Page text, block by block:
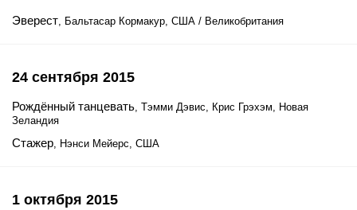
Эверест, Бальтасар Кормакур, США / Великобритания
24 сентября 2015
Рождённый танцевать, Тэмми Дэвис, Крис Грэхэм, Новая
Зеландия
Стажер, Нэнси Мейерс, США
1 октября 2015